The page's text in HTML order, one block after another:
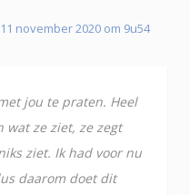
november 2020 om 9u54
jou te praten. Heel
wat ze ziet, ze zegt
ziet. Ik had voor nu
daarom doet dit